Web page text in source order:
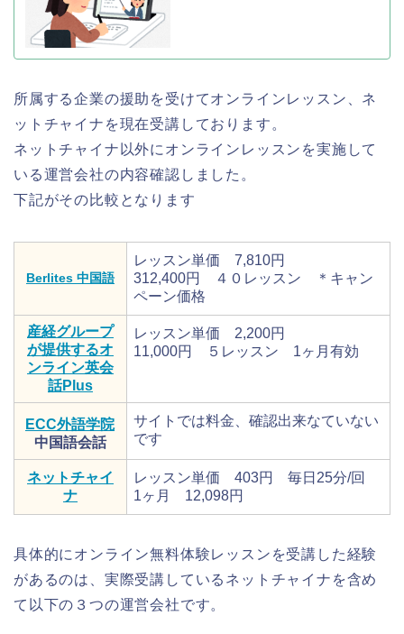
所属する企業の援助を受けてオンラインレッスン、ネ
ットチャイナを現在受講しております。
ネットチャイナ以外にオンラインレッスンを実施して
いる運営会社の内容確認しました。
下記がその比較となります
Berlites 中国語
レッスン単価 7,810円
312,400円 ４０レッスン ＊キャン
ペーン価格
産経グループ
が提供するオ
ンライン英会
話Plus
レッスン単価 2,200円
11,000円 ５レッスン 1ヶ月有効
ECC外語学院
中国語会話
サイトでは料金、確認出来なていない
です
ネットチャイ
ナ
レッスン単価 403円 毎日25分/回
1ヶ月 12,098円
具体的にオンライン無料体験レッスンを受講した経験
があるのは、実際受講しているネットチャイナを含め
て以下の３つの運営会社です。